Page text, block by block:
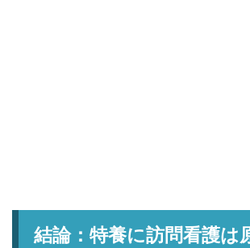
結論：特養に訪問看護は